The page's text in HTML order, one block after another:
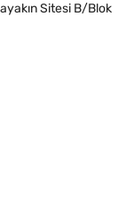
Sitesi B/Blok